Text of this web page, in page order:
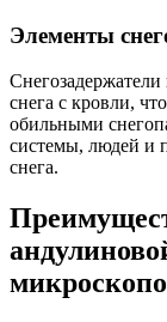
Элементы
снега с кровли,
обильными
системы, людей и
снега.